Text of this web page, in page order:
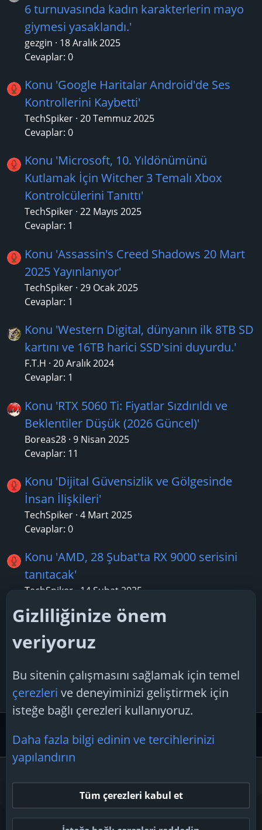
6 turnuvasında kadın karakterlerin mayo
giymesi yasaklandı.'
gezgin
18 Aralık 2025
Cevaplar: 0
Konu 'Google Haritalar Android'de Ses
Kontrollerini Kaybetti'
TechSpiker 20 Temmuz 2025
Cevaplar: 0
Konu 'Microsoft, 10. Yıldönümünü
Kutlamak İçin Witcher 3 Temalı Xbox
Kontrolcülerini Tanıttı'
TechSpiker 22 Mayıs 2025
Cevaplar: 1
Konu 'Assassin's Creed Shadows 20 Mart
2025 Yayınlanıyor'
TechSpiker 29 Ocak 2025
Cevaplar: 1
Konu 'Western Digital, dünyanın ilk 8TB SD
kartını ve 16TB harici SSD'sini duyurdu.'
F.T.H 20 Aralık 2024
Cevaplar: 1
Konu 'RTX 5060 Ti: Fiyatlar Sızdırıldı ve
Beklentiler Düşük (2026 Güncel)'
Boreas28 9 Nisan 2025
Cevaplar: 11
Konu 'Dijital Güvensizlik ve Gölgesinde
İnsan İlişkileri'
TechSpiker 4 Mart 2025
Cevaplar: 0
Konu 'AMD, 28 Şubat'ta RX 9000 serisini
tanıtacak'
TechSpiker 14 Şubat 2025
Konu 'Apple, en son iOS 18.3 beta
sürümündeki haberler için bildirim
özetlerini duraklatıyor'
17 Ocak 2025
Cevaplar: 3
Güvenlik Merkezi ve Teknoloji Gündemi Teknoloji
Şartlar ve kurallar
Gizlilik politikası
Yardım
Ana sayfa
R
Gizliliğinize önem
veriyoruz
Bu sitenin çalışmasını sağlamak için temel
çerezleri ve deneyiminizi geliştirmek için
isteğe bağlı çerezleri kullanıyoruz.
Daha fazla bilgi edinin ve tercihlerinizi
yapılandırın
Tüm çerezleri kabul et